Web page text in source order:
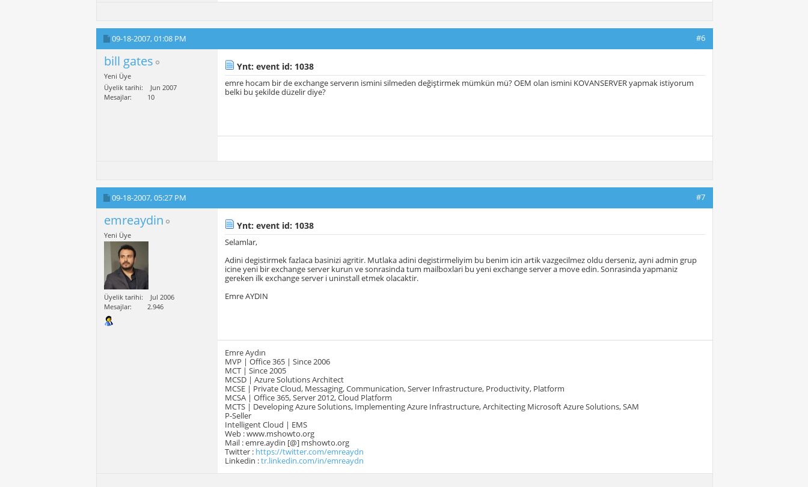
09-18-2007,01:08 PM #6
bill gates
Yeni Üye
Üyelik tarihi
Jun 2007
Mesajlar
10
Ynt: event id: 1038
emre hocam bir de exchange serverın ismini silmeden değiştirmek mümkün mü? OEM olan ismini KOVANSERVER yapmak istiyorum
belki bu şekilde düzelir diye?
09-18-2007,05:27 PM #7
emreaydin
Yeni Üye
Üyelik tarihi
Jul 2006
Mesajlar
2.946
Ynt: event id: 1038
Selamlar,
Adini degistirmek fazlaca basinizi agritir. Mutlaka adini degistirmeliyim bu benim icin artik vazgecilmez oldu derseniz, ayni admin grup
icine yeni bir exchange server kurun ve sonrasinda tum mailboxlari bu yeni exchange server a move edin. Sonrasinda yapmaniz
gereken ilk exchange server i uninstall etmek olacaktir.
Emre AYDIN
Emre Aydın
MVP | Office 365 | Since 2006
MCT | Since 2005
MCSD | Azure Solutions Architect
MCSE | Private Cloud, Messaging, Communication, Server Infrastructure, Productivity, Platform
MCSA | Office 365, Server 2012, Cloud Platform
MCTS | Developing Azure Solutions, Implementing Azure Infrastructure, Architecting Microsoft Azure Solutions, SAM
P-Seller
Intelligent Cloud | EMS
Web : www.mshowto.org
Mail : emre.aydin [@] mshowto.org
Twitter : https://twitter.com/emreaydn
Linkedin :tr.linkedin.com/in/emreaydn